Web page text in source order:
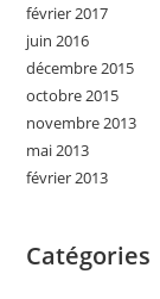
février 2017
juin 2016
décembre 2015
octobre 2015
novembre 2013
mai 2013
février 2013
Catégories